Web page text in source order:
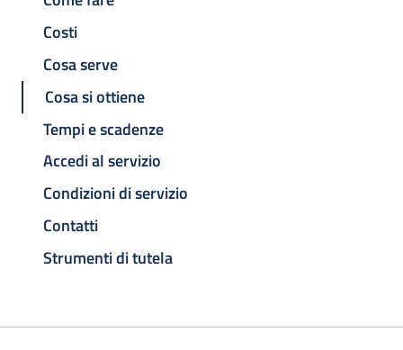
Costi
Cosa serve
Cosa si ottiene
Tempi e scadenze
Accedi al servizio
Condizioni di servizio
Contatti
Strumenti di tutela